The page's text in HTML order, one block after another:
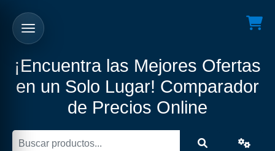
¡Encuentra las Mejores Ofertas
en un Solo Lugar! Comparador
de Precios Online